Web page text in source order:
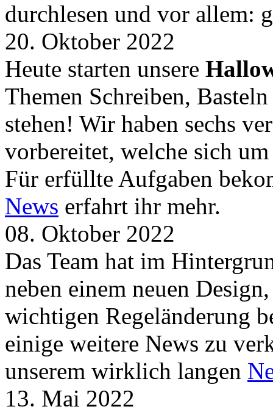
durchlesen und vor allem:
20. Oktober 2022
Heute starten unsere
Themen Schreiben,
stehen! Wir haben sechs
vorbereitet, welche sich
Für erfüllte Aufgaben
News erfahrt ihr mehr.
08. Oktober 2022
Das Team hat im
neben einem neuen
wichtigen Regeländerung
einige weitere News zu
unserem wirklich langen
13. Mai 2022